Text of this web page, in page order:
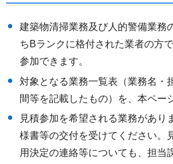
建築物清掃業務及び人的警備業務
ちBランクに格付された業者の方
参加できます。
対象となる業務一覧表（業務名・
間等を記載したもの）を、本ペー
見積参加を希望される業務があり
様書等の交付を受けてください。
用決定の連絡等についても、担当